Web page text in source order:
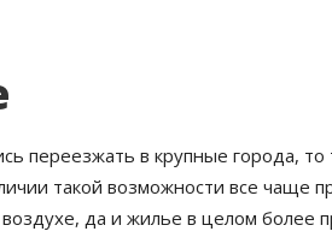
переезжать в крупные города,
такой возможности все чаще
да и жилье в целом более